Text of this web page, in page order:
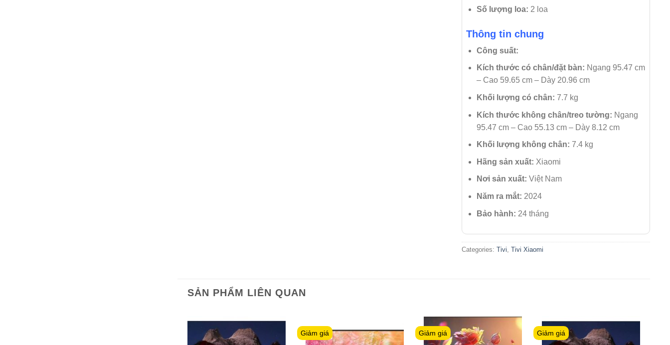
Số lượng loa: 2 loa
Thông tin chung
Công suất:
Kích thước có chân/đặt bàn: Ngang 95.47 cm
– Cao 59.65 cm – Dày 20.96 cm
Khối lượng có chân: 7.7 kg
Kích thước không chân/treo tường: Ngang
95.47 cm – Cao 55.13 cm – Dày 8.12 cm
Khối lượng không chân: 7.4 kg
Hãng sản xuất: Xiaomi
Nơi sản xuất: Việt Nam
Năm ra mắt: 2024
Bảo hành: 24 tháng
Categories:Tivi,Tivi Xiaomi
SẢN PHẨM LIÊN QUAN
Giảm giá Giảm giá Giảm giá